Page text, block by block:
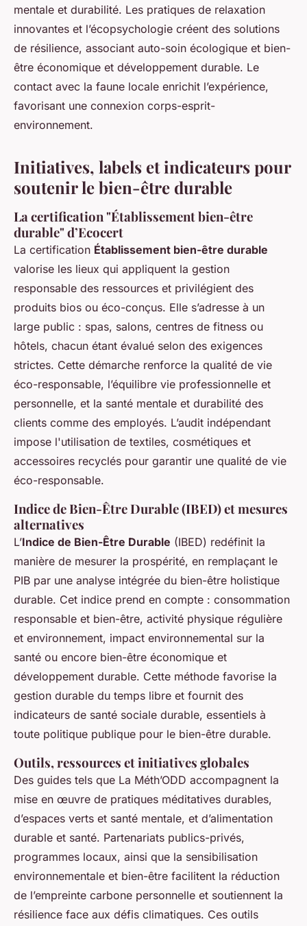
mentale et durabilité. Les pratiques de relaxation
innovantes et l’écopsychologie créent des solutions
de résilience, associant auto-soin écologique et bien-
être économique et développement durable. Le
contact avec la faune locale enrichit l’expérience,
favorisant une connexion corps-esprit-
environnement.
Initiatives, labels et indicateurs pour
soutenir le bien-être durable
La certification "Établissement bien-être
durable" d’Ecocert
La certification Établissement bien-être durable
valorise les lieux qui appliquent la gestion
responsable des ressources et privilégient des
produits bios ou éco-conçus. Elle s’adresse à un
large public : spas, salons, centres de fitness ou
hôtels, chacun étant évalué selon des exigences
strictes. Cette démarche renforce la qualité de vie
éco-responsable, l’équilibre vie professionnelle et
personnelle, et la santé mentale et durabilité des
clients comme des employés. L’audit indépendant
impose l'utilisation de textiles, cosmétiques et
accessoires recyclés pour garantir une qualité de vie
éco-responsable.
Indice de Bien-Être Durable (IBED) et mesures
alternatives
L’Indice de Bien-Être Durable (IBED) redéfinit la
manière de mesurer la prospérité, en remplaçant le
PIB par une analyse intégrée du bien-être holistique
durable. Cet indice prend en compte : consommation
responsable et bien-être, activité physique régulière
et environnement, impact environnemental sur la
santé ou encore bien-être économique et
développement durable. Cette méthode favorise la
gestion durable du temps libre et fournit des
indicateurs de santé sociale durable, essentiels à
toute politique publique pour le bien-être durable.
Outils, ressources et initiatives globales
Des guides tels que La Méth’ODD accompagnent la
mise en œuvre de pratiques méditatives durables,
d’espaces verts et santé mentale, et d’alimentation
durable et santé. Partenariats publics-privés,
programmes locaux, ainsi que la sensibilisation
environnementale et bien-être facilitent la réduction
de l’empreinte carbone personnelle et soutiennent la
résilience face aux défis climatiques. Ces outils